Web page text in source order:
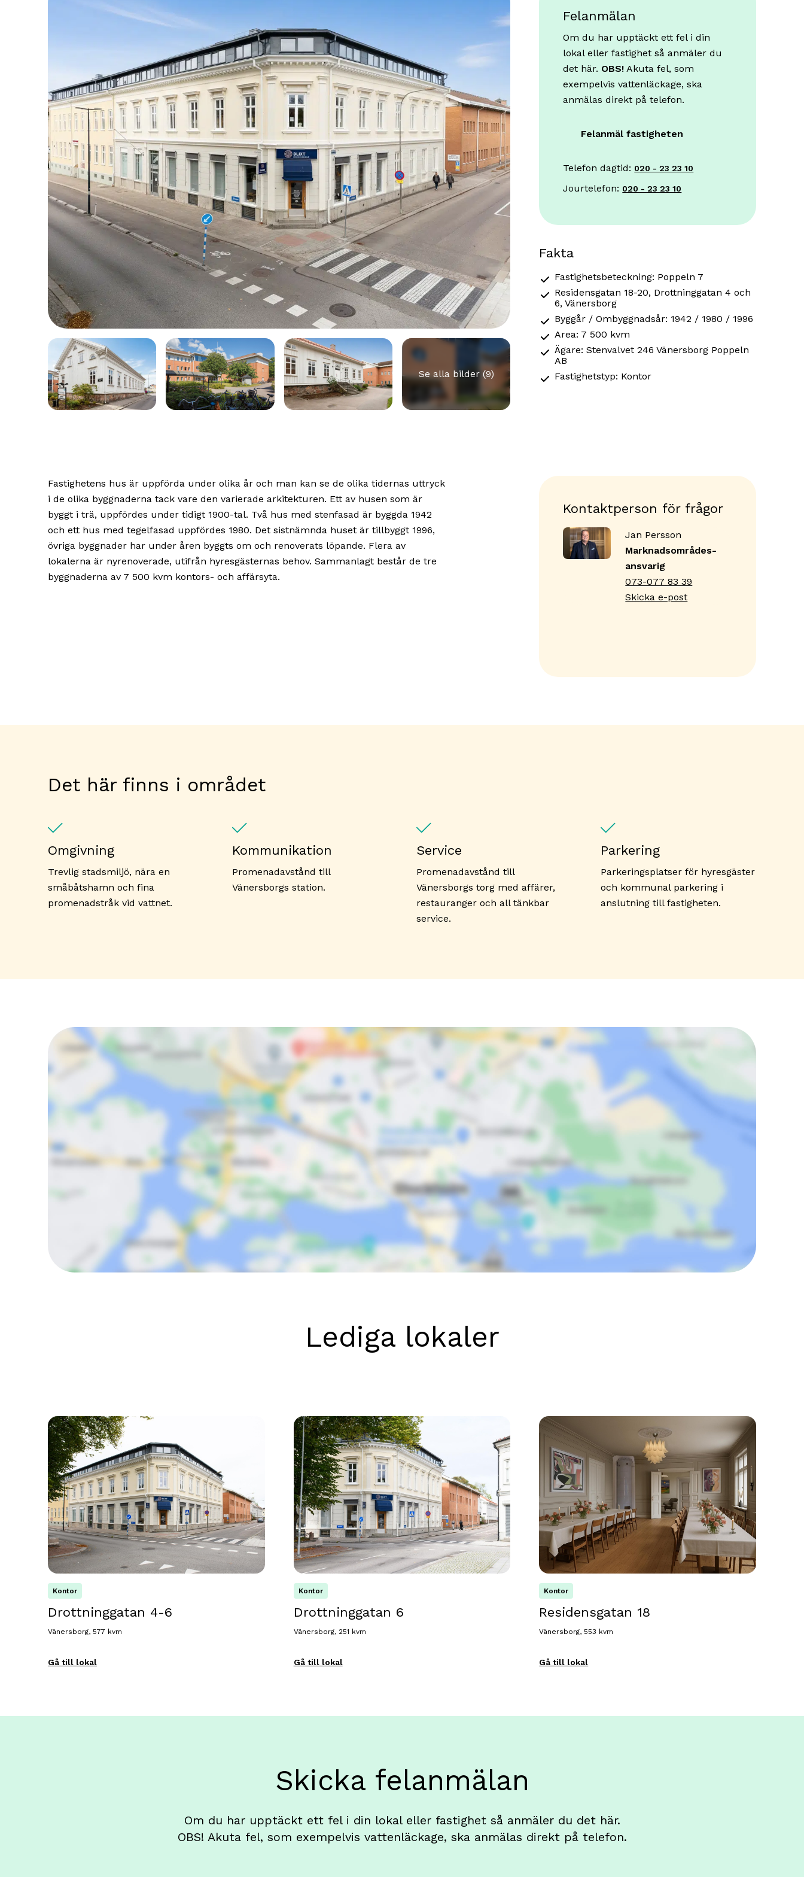
Se alla bilder (9)
Felanmälan
Om du har upptäckt ett fel i din
lokal eller fastighet så anmäler du
det här. OBS! Akuta fel, som
exempelvis vattenläckage, ska
anmälas direkt på telefon.
Felanmäl fastigheten
Telefon dagtid: 020 - 23 23 10
Jourtelefon: 020 - 23 23 10
Fakta
Fastighetsbeteckning: Poppeln 7
Residensgatan 18-20, Drottninggatan 4 och
6, Vänersborg
Byggår / Ombyggnadsår: 1942 / 1980 / 1996
Area: 7 500 kvm
Ägare: Stenvalvet 246 Vänersborg Poppeln
AB
Fastighetstyp: Kontor
Fastighetens hus är uppförda under olika år och man kan se de olika tidernas uttryck
i de olika byggnaderna tack vare den varierade arkitekturen. Ett av husen som är
byggt i trä, uppfördes under tidigt 1900-tal. Två hus med stenfasad är byggda 1942
och ett hus med tegelfasad uppfördes 1980. Det sistnämnda huset är tillbyggt 1996,
övriga byggnader har under åren byggts om och renoverats löpande. Flera av
lokalerna är nyrenoverade, utifrån hyresgästernas behov. Sammanlagt består de tre
byggnaderna av 7 500 kvm kontors- och affärsyta.
Kontaktperson för frågor
Jan Persson
Marknadsområdes­
ansvarig
073-077 83 39
Skicka e-post
Det här finns i området
Omgivning
Trevlig stadsmiljö, nära en
småbåtshamn och fina
promenadstråk vid vattnet.
Kommunikation
Promenadavstånd till
Vänersborgs station.
Service
Promenadavstånd till
Vänersborgs torg med affärer,
restauranger och all tänkbar
service.
Parkering
Parkeringsplatser för hyresgäster
och kommunal parkering i
anslutning till fastigheten.
Lediga lokaler
Kontor
Drottninggatan 4-6
Vänersborg, 577 kvm
Gå till lokal
Kontor
Drottninggatan 6
Vänersborg, 251 kvm
Gå till lokal
Kontor
Residensgatan 18
Vänersborg, 553 kvm
Gå till lokal
Skicka felanmälan
Om du har upptäckt ett fel i din lokal eller fastighet så anmäler du det här.
OBS! Akuta fel, som exempelvis vattenläckage, ska anmälas direkt på telefon.